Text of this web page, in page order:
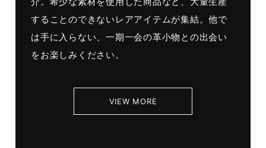
することのできないレアアイテムが集結。他で
は手に入らない、一期一会の革小物との出会い
をお楽しみください。
VIEW MORE